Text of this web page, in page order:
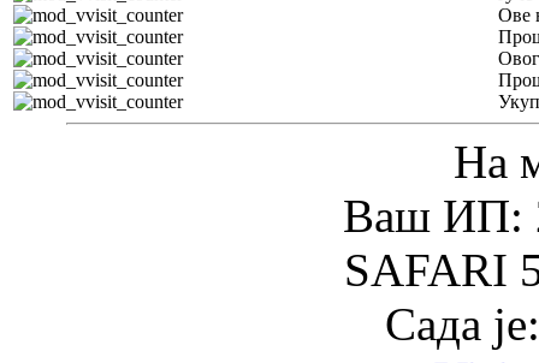
Ове
На
Ваш ИП:
SAFARI
Сада